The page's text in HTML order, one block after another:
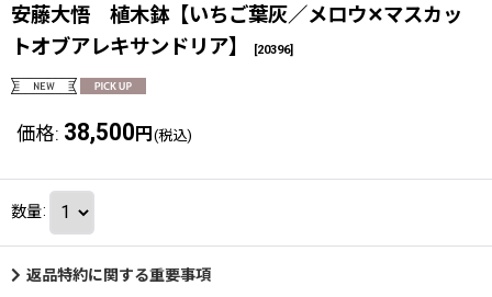
安藤大悟 植木鉢【いちご葉灰／メロウ✕マスカッ
トオブアレキサンドリア】
[20396]
価格: 38,500 円 (税込)
数量:
返品特約に関する重要事項